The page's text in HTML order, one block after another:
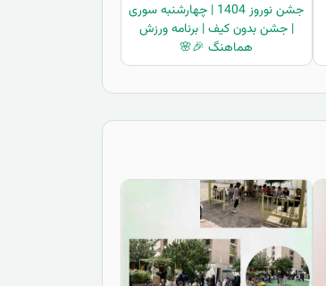
جشن نوروز 1404 | چهارشنبه سوری
| جشن بدون کیف | برنامه ورزش
هماهنگ 🎉🌸